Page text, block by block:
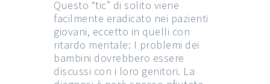
Questo “tic” di solito viene
facilmente eradicato nei pazienti
giovani, eccetto in quelli con
ritardo mentale: I problemi dei
bambini dovrebbero essere
discussi con i loro genitori. La